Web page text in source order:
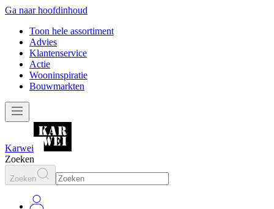
Ga naar hoofdinhoud
Toon hele assortiment
Advies
Klantenservice
Actie
Wooninspiratie
Bouwmarkten
Karwei
Zoeken
Zoeken